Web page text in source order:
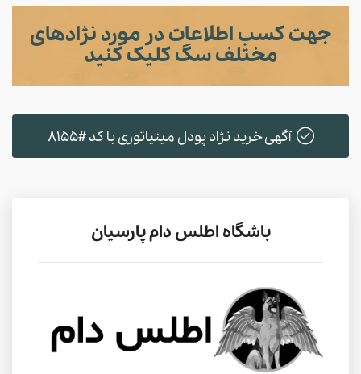
جهت کسب اطلاعات در مورد نژادهای
مختلف سگ کلیک کنید
آگهی خرید نژاد پودل مینیاتوری با کد #8155
باشگاه اطلس دام پارسیان